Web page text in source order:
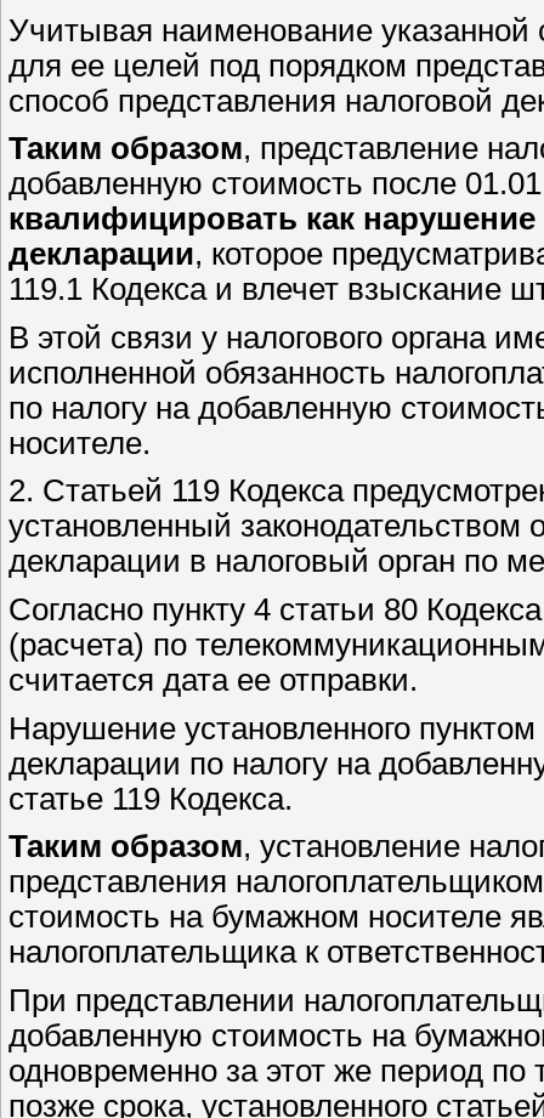
Учитывая наименование указанной
для ее целей под порядком
способ представления налоговой
Таким образом, представление
добавленную стоимость после
квалифицировать как
декларации, которое
119.1 Кодекса и влечет взыскание
В этой связи у налогового органа
исполненной обязанность
по налогу на добавленную
носителе.
2. Статьей 119 Кодекса
установленный законодательством
декларации в налоговый орган по
Согласно пункту 4 статьи 80
(расчета) по
считается дата ее отправки.
Нарушение установленного
декларации по налогу на
статье 119 Кодекса.
Таким образом, установление
представления
стоимость на бумажном носителе
налогоплательщика к
При представлении
добавленную стоимость на
одновременно за этот же период
позже срока, установленного